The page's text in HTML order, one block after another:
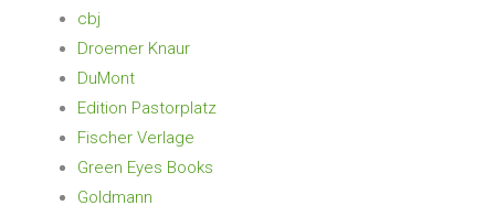
cbj
Droemer Knaur
DuMont
Edition Pastorplatz
Fischer Verlage
Green Eyes Books
Goldmann